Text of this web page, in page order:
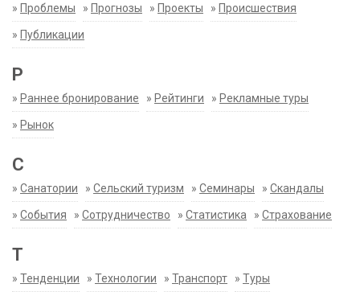
» Проблемы » Прогнозы » Проекты » Происшествия
» Публикации
Р
» Раннее бронирование » Рейтинги » Рекламные туры
» Рынок
С
» Санатории » Сельский туризм » Семинары » Скандалы
» События » Сотрудничество » Статистика » Страхование
Т
» Тенденции » Технологии » Транспорт » Туры